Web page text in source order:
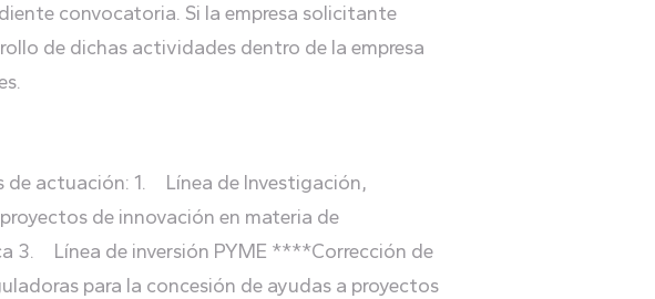
convocatoria. Si la empresa solicitante
de dichas actividades dentro de la empresa
de actuación: 1. Línea de Investigación,
de innovación en materia de
3. Línea de inversión PYME ****Corrección de
para la concesión de ayudas a proyectos